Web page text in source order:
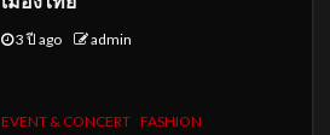
3 ปี ago admin
EVENT & CONCERT FASHION